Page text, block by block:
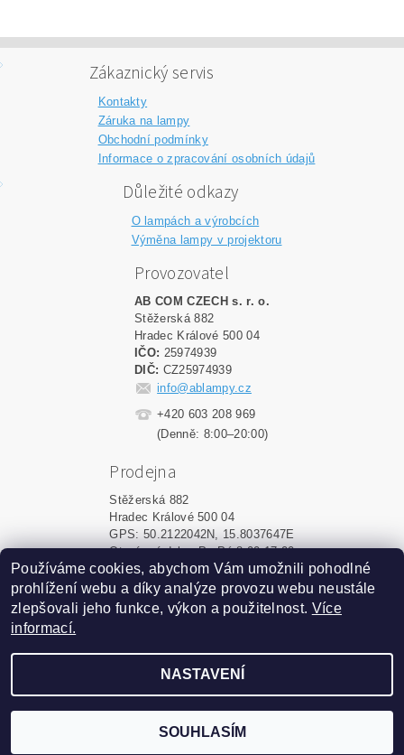
Zákaznický servis
Kontakty
Záruka na lampy
Obchodní podmínky
Informace o zpracování osobních údajů
Důležité odkazy
O lampách a výrobcích
Výměna lampy v projektoru
Provozovatel
AB COM CZECH s. r. o.
Stěžerská 882
Hradec Králové 500 04
IČO: 25974939
DIČ: CZ25974939
info@ablampy.cz
+420 603 208 969
(Denně: 8:00–20:00)
Prodejna
Stěžerská 882
Hradec Králové 500 04
GPS: 50.2122042N, 15.8037647E
Otevírací doba: Po-Pá 8:00-17:00
2026 © ablampy.cz, všechna práva vyhrazena Upravit nastavení cookies
Podle zákona o evidenci tržeb
je prodávající povinen
Zároveň je povinen
Používáme cookies, abychom Vám umožnili pohodlné
prohlížení webu a díky analýze provozu webu neustále
zlepšovali jeho funkce, výkon a použitelnost. Více
informací.
NASTAVENÍ
SOUHLASÍM